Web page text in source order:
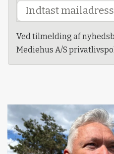
Ved tilmelding af
Mediehus A/S